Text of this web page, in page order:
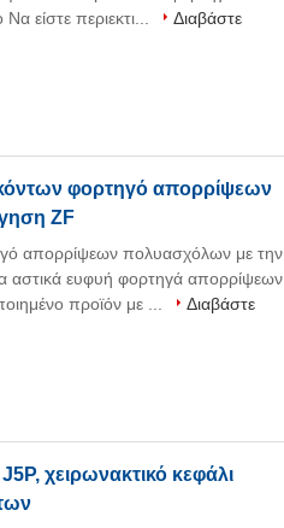
είστε περιεκτι...
Διαβάστε
φορτηγό απορρίψεων
ZF
απορρίψεων πολυασχόλων με την
αστικά ευφυή φορτηγά απορρίψεων
προϊόν με ...
Διαβάστε
χειρωνακτικό κεφάλι